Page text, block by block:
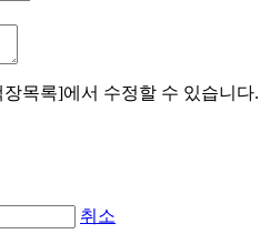
목록]에서 수정할 수 있습니다.
취소